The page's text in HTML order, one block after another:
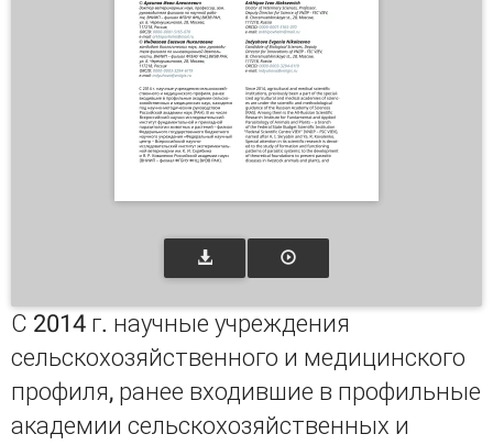
С 2014 г. научные учреждения
сельскохозяйственного и медицинского
профиля, ранее входившие в профильные
академии сельскохозяйственных и